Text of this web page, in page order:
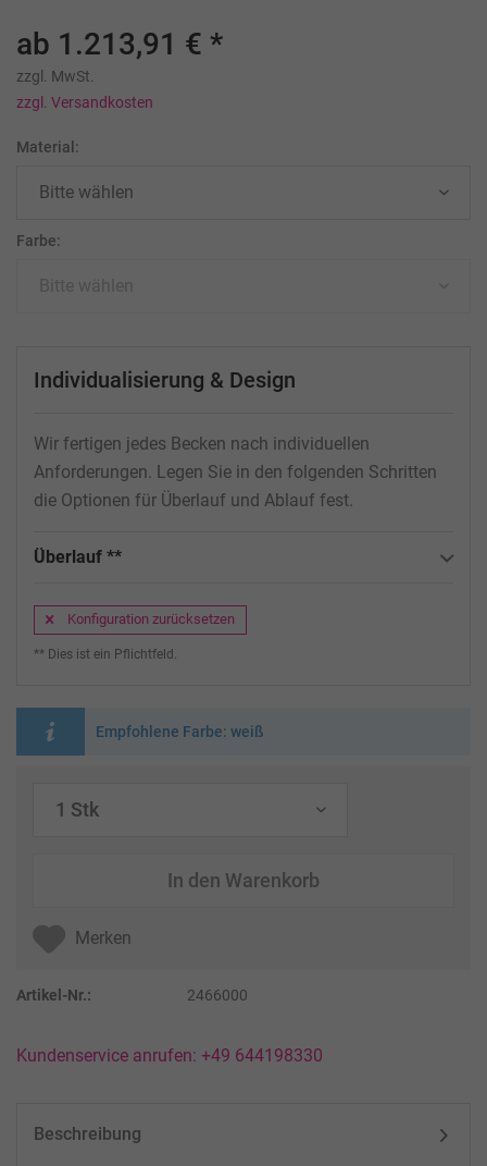
ab 1.213,91 € *
zzgl. MwSt.
zzgl. Versandkosten
Material:
Farbe:
Individualisierung & Design
Wir fertigen jedes Becken nach individuellen
Anforderungen. Legen Sie in den folgenden Schritten
die Optionen für Überlauf und Ablauf fest.
Überlauf **
Konfiguration zurücksetzen
** Dies ist ein Pflichtfeld.
Empfohlene Farbe: weiß
In den Warenkorb
Merken
Artikel-Nr.: 2466000
Kundenservice anrufen: +49 644198330
Beschreibung